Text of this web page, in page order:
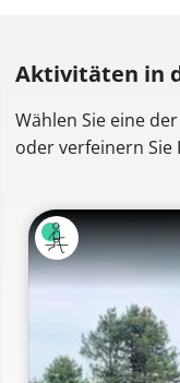
Aktivitäten in
Wählen Sie eine
oder verfeinern Sie